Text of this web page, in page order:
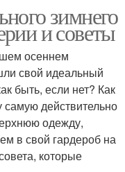
зимнего
и советы
осеннем
свой идеальный
быть, если нет? Как
самую действительно
одежду,
в свой гардероб на
которые